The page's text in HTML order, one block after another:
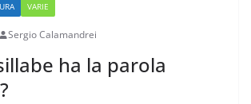
VARIE
Sergio Calamandrei
ha la parola